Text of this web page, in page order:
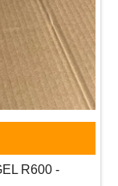
R600 -